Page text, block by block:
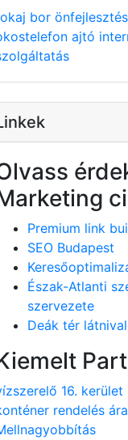
bor önfejlesztés
ajtó
Premium link
SEO Budapest
Észak-Atlanti
szervezete
Deák tér
16. kerület
rendelés